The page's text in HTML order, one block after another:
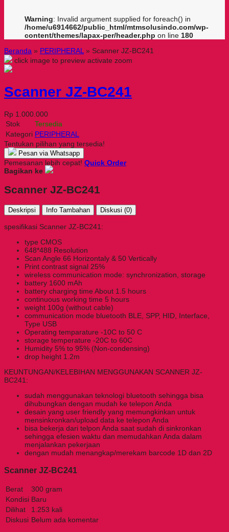
Warning: Invalid argument supplied for foreach() in
/home/u6914662/public_html/mtmsolusindo.com/wp-
content/themes/lapax-per/header.php on line 180
Beranda » PERIPHERAL » Scanner JZ-BC241
click image to preview activate zoom
Scanner JZ-BC241
Rp 1.000.000
Stok
Tersedia
Kategori PERIPHERAL
Tentukan pilihan yang tersedia!
Pesan via Whatsapp
Pemesanan lebih cepat! Quick Order
Bagikan ke
Scanner JZ-BC241
Deskripsi Info Tambahan Diskusi (0)
spesifikasi Scanner JZ-BC241:
type CMOS
648*488 Resolution
Scan Angle 66 Horizontaly & 50 Vertically
Print contrast signal 25%
wireless communication mode: synchronization, storage
battery 1600 mAh
battery charging time About 1.5 hours
continuous working time 5 hours
weight 100g (without cable)
communication mode bluetooth BLE, SPP, HID, Interface,
Type USB
Operating temparature -10C to 50 C
storage temperature -20C to 60C
Humidity 5% to 95% (Non-condensing)
drop height 1.2m
KEUNTUNGAN/KELEBIHAN MENGGUNAKAN SCANNER JZ-
BC241:
sudah menggunakan teknologi bluetooth sehingga bisa
dihubungkan dengan mudah ke telepon Anda
desain yang user friendly yang memungkinkan untuk
mensinkronkan/upload data ke telepon Anda
bisa bekerja dari telpon Anda saat sudah di sinkronkan
sehingga efesien waktu dan memudahkan Anda dalam
menjalankan pekerjaan
dengan mudah menangkap/merekam barcode 1D dan 2D
Scanner JZ-BC241
Berat
300 gram
Kondisi Baru
Dilihat
1.253 kali
Diskusi Belum ada komentar